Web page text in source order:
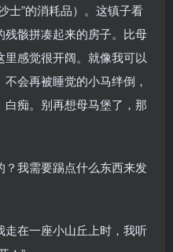
士”的消耗品）。这镇子看
骸拼凑起来的房子。比母
感觉很开阔。就像我可以
会再被睡觉的小马绊倒，
痴。别再想母马堡了，那
我需要踢点什么东西来发
在一座小山丘上时，我听